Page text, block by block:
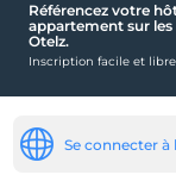
Enfant
Piscine
De bébé
Référencez votre
appartement sur
Otelz.
Inscription facile et libre
Se connecter à